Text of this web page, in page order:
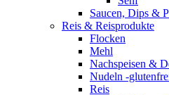
Saucen, Dips &
Reis & Reisprodukte
Flocken
Mehl
Nachspeisen &
Nudeln -
Reis